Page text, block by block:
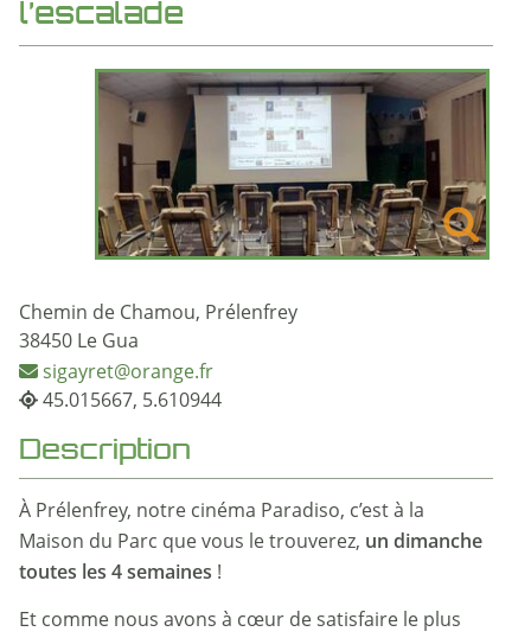
l’escalade
Chemin de Chamou, Prélenfrey
38450 Le Gua
sigayret@orange.fr
45.015667, 5.610944
Description
À Prélenfrey, notre cinéma Paradiso, c’est à la
Maison du Parc que vous le trouverez, un dimanche
toutes les 4 semaines !
Et comme nous avons à cœur de satisfaire le plus